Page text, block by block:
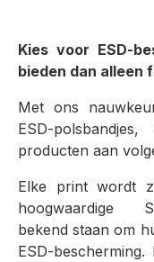
Kies voor ESD-
bieden dan alleen
Met ons
ESD-
producten aan
Elke print wordt
hoogwaardige
bekend staan om
ESD-